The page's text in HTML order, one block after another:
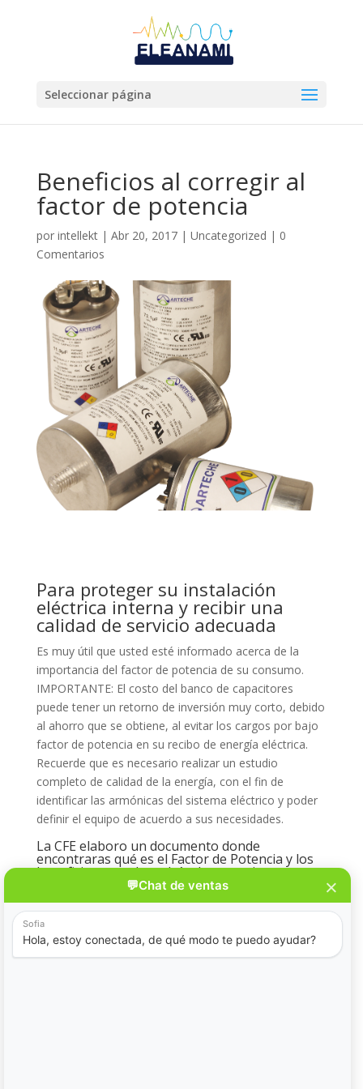
Seleccionar página
Beneficios al corregir al
factor de potencia
por intellekt| Abr 20, 2017| Uncategorized | 0
Comentarios
Para proteger su instalación
eléctrica interna y recibir una
calidad de servicio adecuada
Es muy útil que usted esté informado acerca de la
importancia del factor de potencia de su consumo.
IMPORTANTE: El costo del banco de capacitores
puede tener un retorno de inversión muy corto, debido
al ahorro que se obtiene, al evitar los cargos por bajo
factor de potencia en su recibo de energía eléctrica.
Recuerde que es necesario realizar un estudio
completo de calidad de la energía, con el fin de
identificar las armónicas del sistema eléctrico y poder
definir el equipo de acuerdo a sus necesidades.
La CFE elaboro un documento donde
encontraras qué es el Factor de Potencia y los
beneficios que obtendrás de corregir este
factor, para leerlo solo ingresa al siguiente link:
http://www.cfe.gob.mx/industria/ahorroenergia/lists/ah
orro%20de%20energa/attachments/3/factordepotenci
a1.pdf